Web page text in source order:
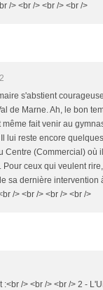
/> <br /> <br /> <br />
s'abstient
de Marne. Ah, le bon
fait venir au
lui reste encore
Centre (Commercial) où
ceux qui veulent
sa dernière intervention
/> <br /> <br /> <br />
/> <br /> <br /> 2 -